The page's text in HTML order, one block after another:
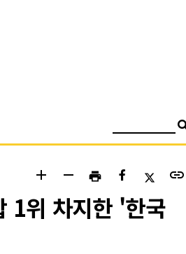
add remove print link
1위 차지한 '한국